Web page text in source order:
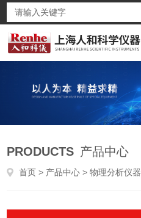
PRODUCTS 产品中心
首页 > 产品中心 >物理分析仪器